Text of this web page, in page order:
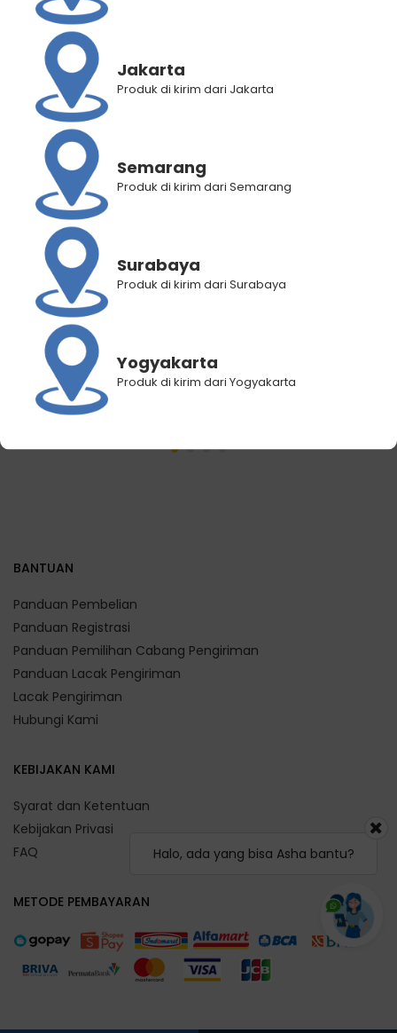
Penilaian Produk (0)
RELATED PRODUCTS
[PAKET FIT] 6 Botol
Fitmeup Varian Uplift-
Bantu Naikin Imun –
Menangkal Radikal Bebas
Rp54.000
Stamina – Atasi Kelelahan
Halo, ada yang bisa Asha bantu?
BANTUAN
Panduan Pembelian
Panduan Registrasi
Panduan Pemilihan Cabang Pengiriman
Panduan Lacak Pengiriman
Lacak Pengiriman
Hubungi Kami
KEBIJAKAN KAMI
Syarat dan Ketentuan
Kebijakan Privasi
FAQ
METODE PEMBAYARAN
Jakarta
Produk di kirim dari Jakarta
Semarang
Produk di kirim dari Semarang
Surabaya
Produk di kirim dari Surabaya
Yogyakarta
Produk di kirim dari Yogyakarta